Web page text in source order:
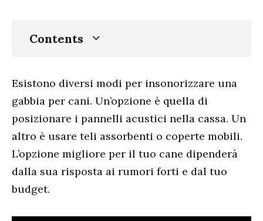
Contents
Esistono diversi modi per insonorizzare una
gabbia per cani. Un’opzione è quella di
posizionare i pannelli acustici nella cassa. Un
altro è usare teli assorbenti o coperte mobili.
L’opzione migliore per il tuo cane dipenderà
dalla sua risposta ai rumori forti e dal tuo
budget.